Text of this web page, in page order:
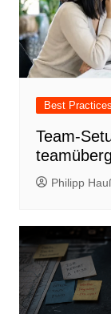
Best Practices
Team-
Philipp